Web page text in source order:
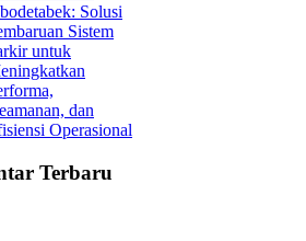
Solusi
Sistem
untuk
dan
Operasional
Terbaru